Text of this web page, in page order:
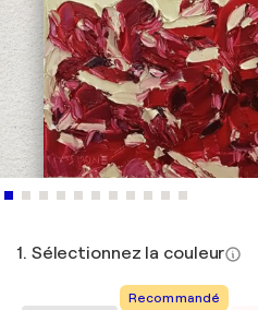
1. Sélectionnez la couleur
Recommandé